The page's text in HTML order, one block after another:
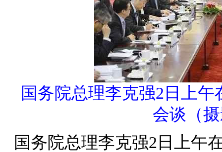
国务院总理李克强2日上
会谈（
国务院总理李克强2日上午